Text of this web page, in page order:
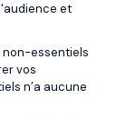
et
non-essentiels
vos
n’a aucune